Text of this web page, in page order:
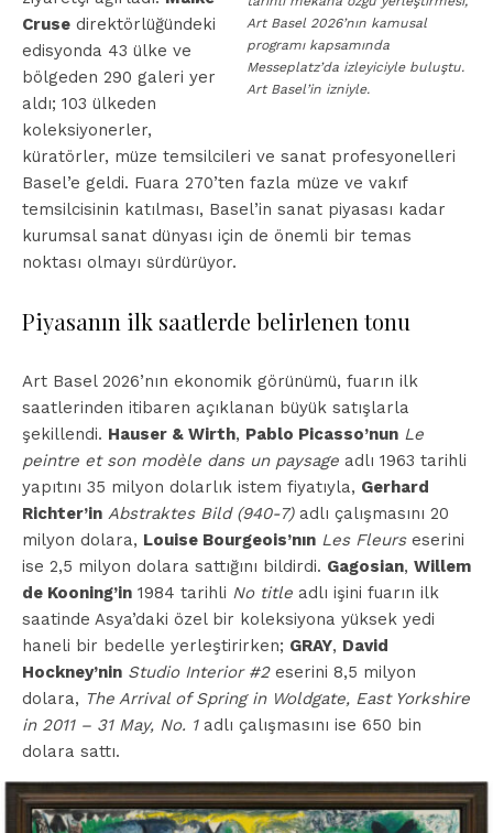
Art Basel 2026’nın kamusal
programı kapsamında
Messeplatz’da izleyiciyle buluştu.
Art Basel’in izniyle.
Cruse direktörlüğündeki
edisyonda 43 ülke ve
bölgeden 290 galeri yer
aldı; 103 ülkeden
koleksiyonerler,
küratörler, müze temsilcileri ve sanat profesyonelleri
Basel’e geldi. Fuara 270’ten fazla müze ve vakıf
temsilcisinin katılması, Basel’in sanat piyasası kadar
kurumsal sanat dünyası için de önemli bir temas
noktası olmayı sürdürüyor.
Piyasanın ilk saatlerde belirlenen tonu
Art Basel 2026’nın ekonomik görünümü, fuarın ilk
saatlerinden itibaren açıklanan büyük satışlarla
şekillendi. Hauser & Wirth, Pablo Picasso’nun Le
peintre et son modèle dans un paysage adlı 1963 tarihli
yapıtını 35 milyon dolarlık istem fiyatıyla, Gerhard
Richter’in Abstraktes Bild (940-7)adlı çalışmasını 20
milyon dolara, Louise Bourgeois’nın Les Fleurseserini
ise 2,5 milyon dolara sattığını bildirdi. Gagosian, Willem
de Kooning’in 1984 tarihli No title adlı işini fuarın ilk
saatinde Asya’daki özel bir koleksiyona yüksek yedi
haneli bir bedelle yerleştirirken; GRAY, David
Hockney’nin Studio Interior #2eserini 8,5 milyon
dolara, The Arrival of Spring in Woldgate, East Yorkshire
in 2011 – 31 May, No. 1adlı çalışmasını ise 650 bin
dolara sattı.